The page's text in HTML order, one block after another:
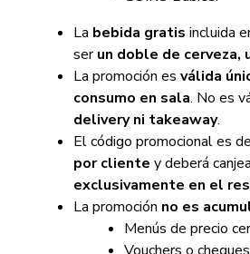
La bebida gratis incluida
serun doble de cerveza,
La promoción es válida
consumo en sala. No es
delivery ni takeaway.
El código promocional es de
por cliente y deberá
exclusivamente en el
La promoción no es
Menús de precio